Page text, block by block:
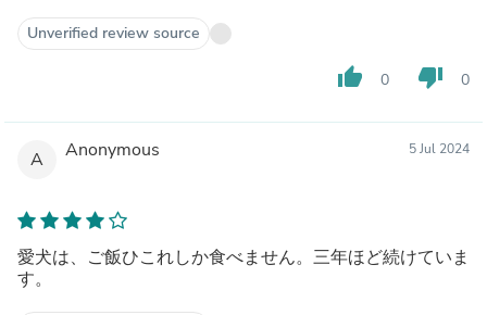
Unverified review source
thumb_up 0 thumb_down 0
A Anonymous 5 Jul 2024
愛犬は、ご飯ひこれしか食べません。三年ほど続けていま
す。